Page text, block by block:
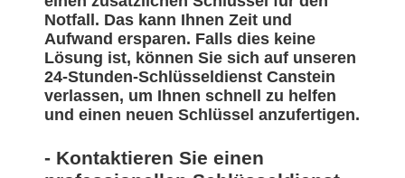
Notfall. Das kann Ihnen Zeit und
Aufwand ersparen. Falls dies keine
Lösung ist, können Sie sich auf unseren
24-Stunden-Schlüsseldienst Canstein
verlassen, um Ihnen schnell zu helfen
und einen neuen Schlüssel anzufertigen.
- Kontaktieren Sie einen